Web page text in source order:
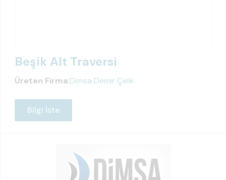
Beşik Alt Traversi
Üreten Firma:Dimsa Demir Çelik
Bilgi İste